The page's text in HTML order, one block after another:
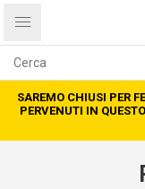
SAREMO CHIUSI PER
PERVENUTI IN